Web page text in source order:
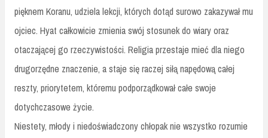
pięknem Koranu, udziela lekcji, których dotąd surowo zakazywał mu
ojciec. Hyat całkowicie zmienia swój stosunek do wiary oraz
otaczającej go rzeczywistości. Religia przestaje mieć dla niego
drugorzędne znaczenie, a staje się raczej siłą napędową całej
reszty, priorytetem, któremu podporządkował całe swoje
dotychczasowe życie.
Niestety, młody i niedoświadczony chłopak nie wszystko rozumie